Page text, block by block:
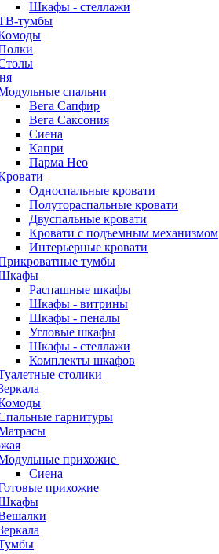
Шкафы - стеллажи
тумбы
спальни
Вега Сапфир
Вега Саксония
Сиена
Капри
Парма Нео
Односпальные кровати
Полутораспальные кровати
Двуспальные кровати
Кровати с подъемным механизмом
Интерьерные кровати
тумбы
Распашные шкафы
Шкафы - витрины
Шкафы - пеналы
Угловые шкафы
Шкафы - стеллажи
Комплекты шкафов
столики
гарнитуры
прихожие
Сиена
прихожие